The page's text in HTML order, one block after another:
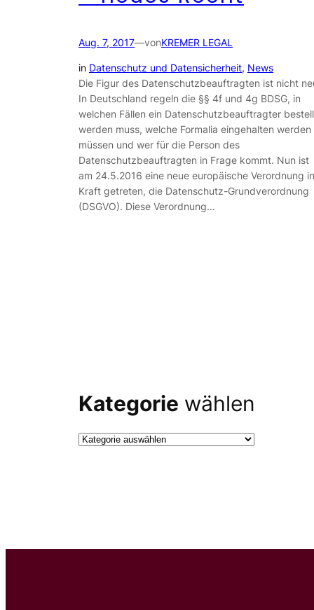
Aug. 7, 2017—vonKREMER LEGAL
in Datenschutz und Datensicherheit, News
Die Figur des Datenschutzbeauftragten ist nicht
In Deutschland regeln die §§ 4f und 4g BDSG, in
welchen Fällen ein Datenschutzbeauftragter
werden muss, welche Formalia eingehalten werden
müssen und wer für die Person des
Datenschutzbeauftragten in Frage kommt. Nun ist
am 24.5.2016 eine neue europäische Verordnung in
Kraft getreten, die Datenschutz-Grundverordnung
(DSGVO). Diese Verordnung…
Kategorie wählen